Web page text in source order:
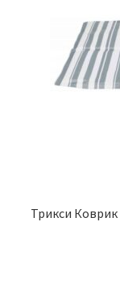
Трикси